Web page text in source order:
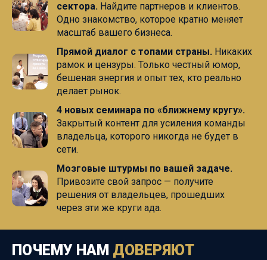
сектора. Найдите партнеров и клиентов.
Одно знакомство, которое кратно меняет
масштаб вашего бизнеса.
Прямой диалог с топами страны. Никаких
рамок и цензуры. Только честный юмор,
бешеная энергия и опыт тех, кто реально
делает рынок.
4 новых семинара по «ближнему кругу».
Закрытый контент для усиления команды
владельца, которого никогда не будет в
сети.
Мозговые штурмы по вашей задаче.
Привозите свой запрос — получите
решения от владельцев, прошедших
через эти же круги ада.
ПОЧЕМУ НАМ ДОВЕРЯЮТ